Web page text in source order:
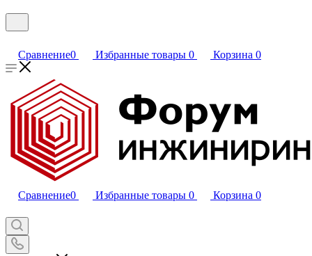
Сравнение0 Избранные товары 0 Корзина 0
Сравнение0 Избранные товары 0 Корзина 0